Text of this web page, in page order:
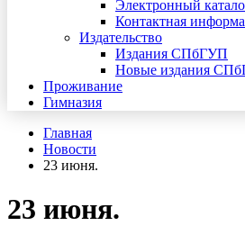
Электронный
Контактная
Издательство
Издания СПбГУП
Новые издания
Проживание
Гимназия
Главная
Новости
23 июня.
23 июня.